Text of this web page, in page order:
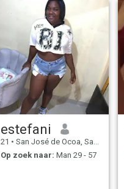
estefani
21 • San José de Ocoa, San José de Ocoa, Dominicaanse Rep.
Op zoek naar: Man 29 - 57